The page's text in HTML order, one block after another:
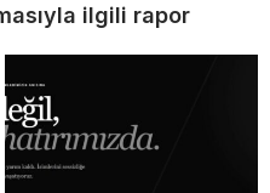
ilgili rapor